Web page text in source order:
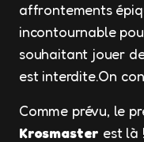
affrontements
incontournable
souhaitant jouer
est interdite.On
Comme prévu, le
Krosmaster est là